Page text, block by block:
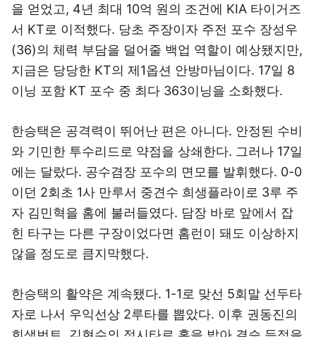
을 얻었고, 4년 최대 10억 원의 조건에 KIA 타이거즈
서 KT로 이적했다. 당초 주장이자 주전 포수 장성우
(36)의 체력 부담을 덜어줄 백업 역할이 예상됐지만,
지금은 당당한 KT의 제1옵션 안방마님이다. 17일 8
이닝 포함 KT 포수 중 최다 363이닝을 소화했다.
한승택은 공격력이 뛰어난 편은 아니다. 안정된 수비
와 기민한 투수리드로 약점을 상쇄한다. 그러나 17일
에는 달랐다. 공수겸장 포수의 면모를 발휘했다. 0-0
이던 2회초 1사 만루서 중견수 희생플라이로 3루 주
자 김민혁을 홈에 불러들였다. 담장 바로 앞에서 잡
힌 타구는 다른 구장이었다면 홈런이 돼도 이상하지
않을 정도로 큼지막했다.
한승택의 활약은 계속됐다. 1-1로 맞선 5회말 선두타
자로 나서 우익선상 2루타를 뽑았다. 이후 권동진의